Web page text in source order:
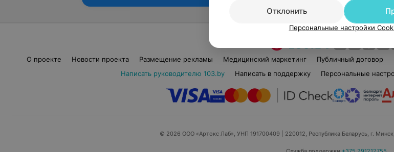
О проекте Новости проекта Размещение рекламы Медицинский маркетинг Публичный договор
Написать руководителю 103.by
Написать в поддержку Персональные
© 2026 ООО «Артокс Лаб», УНП 191700409 | 220012, Республика Беларусь, г.
Отклонить
Персональные настройки